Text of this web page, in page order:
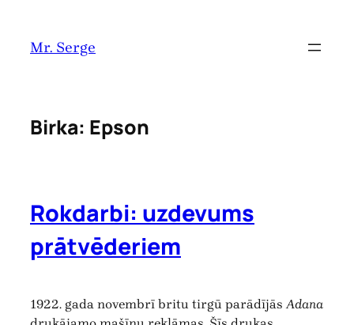
saturu
Mr. Serge
Birka: Epson
Rokdarbi: uzdevums
prātvēderiem
1922. gada novembrī britu tirgū parādījāsAdana